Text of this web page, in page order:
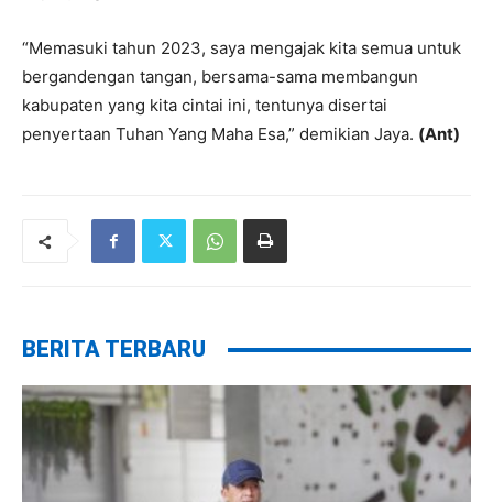
“Memasuki tahun 2023, saya mengajak kita semua untuk
bergandengan tangan, bersama-sama membangun
kabupaten yang kita cintai ini, tentunya disertai
penyertaan Tuhan Yang Maha Esa,” demikian Jaya. (Ant)
BERITA TERBARU